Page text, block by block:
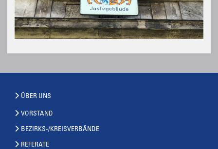
ÜBER UNS
VORSTAND
BEZIRKS-/KREISVERBÄNDE
REFERATE